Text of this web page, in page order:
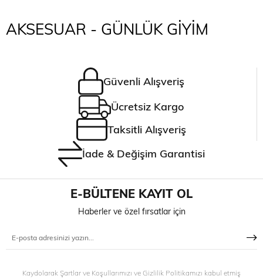
AKSESUAR - GÜNLÜK GİYİM
Güvenli Alışveriş
Ücretsiz Kargo
Taksitli Alışveriş
İade & Değişim Garantisi
E-BÜLTENE KAYIT OL
Haberler ve özel fırsatlar için
Kaydolarak Şartlar ve Koşullarımızı ve Gizlilik Politikamızı kabul etmiş